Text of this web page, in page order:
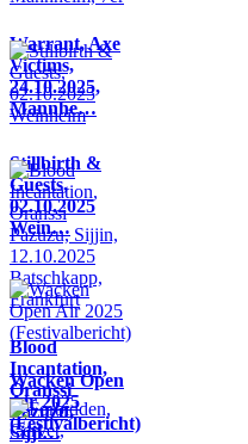
Warrant, Axe
Victims,
24.10.2025,
Mannhe…
Stillbirth &
Guests,
02.10.2025
Wein…
Blood
Incantation,
Oranssi
Pazuzu,
Sijji…
Wacken Open
Air 2025
(Festivalbericht)